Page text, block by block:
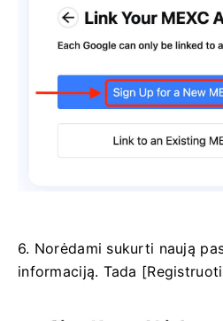
6. Norėdami sukurti naują
informaciją. Tada